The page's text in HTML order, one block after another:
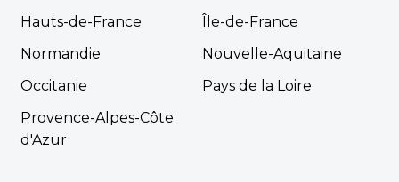
3 chambres - 8
personnes - 35 m²
nuits
Découvrir ce
Hauts-de-France
Île-de-France
Normandie
Nouvelle-Aquitaine
Occitanie
Pays de la Loire
Provence-Alpes-Côte
d'Azur